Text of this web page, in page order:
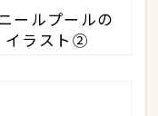
ールプールの
イラスト②